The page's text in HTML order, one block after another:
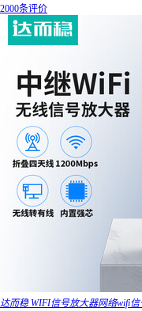
2000条评价
达而稳 WIFI信号放大器网络wifi